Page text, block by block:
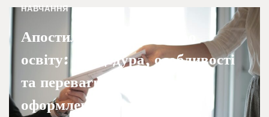
НАВЧАННЯ
Апостиль документів про
освіту: процедура, особливості
та переваги професійного
оформлення